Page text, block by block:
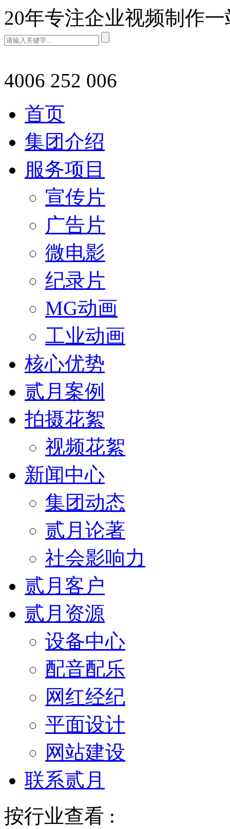
20年专注企业视频制作
4006 252 006
首页
集团介绍
服务项目
宣传片
广告片
微电影
纪录片
MG动画
工业动画
核心优势
贰月案例
拍摄花絮
视频花絮
新闻中心
集团动态
贰月论著
社会影响力
贰月客户
贰月资源
设备中心
配音配乐
网红经纪
平面设计
网站建设
联系贰月
按行业查看 :